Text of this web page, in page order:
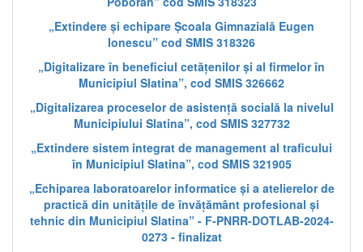
„Extindere și echipare Școala Gimnazială Eugen
Ionescu” cod SMIS 318326
„Digitalizare în beneficiul cetățenilor și al firmelor în
Municipiul Slatina”, cod SMIS 326662
„Digitalizarea proceselor de asistență socială la nivelul
Municipiului Slatina”, cod SMIS 327732
„Extindere sistem integrat de management al traficului
în Municipiul Slatina”, cod SMIS 321905
„Echiparea laboratoarelor informatice și a atelierelor de
practică din unitățile de învățământ profesional și
tehnic din Municipiul Slatina” - F-PNRR-DOTLAB-2024-
0273 - finalizat